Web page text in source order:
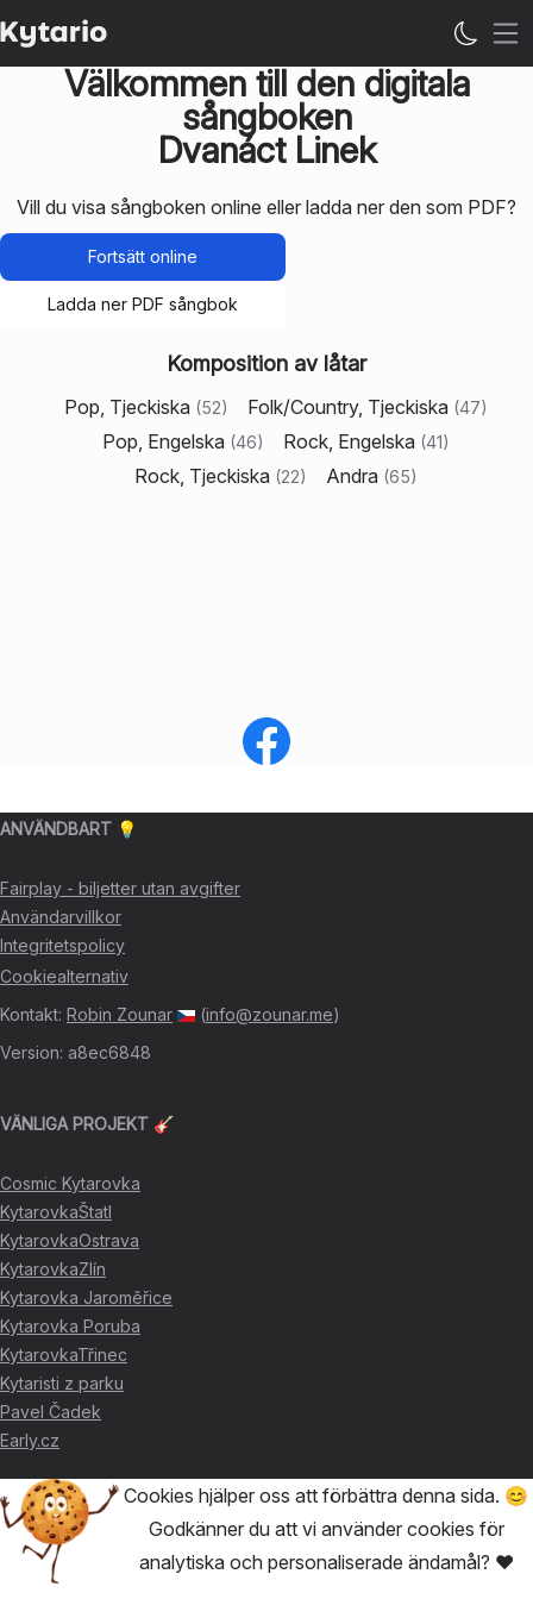
Välkommen till den digitala
sångboken
Dvanáct Linek
Vill du visa sångboken online eller ladda ner den som PDF?
Fortsätt online
Ladda ner PDF sångbok
Komposition av låtar
Pop, Tjeckiska (52) Folk/Country, Tjeckiska (47)
Pop, Engelska (46) Rock, Engelska (41)
Rock, Tjeckiska (22) Andra (65)
ANVÄNDBART 💡
Fairplay - biljetter utan avgifter
Användarvillkor
Integritetspolicy
Cookiealternativ
Kontakt: Robin Zounar (info@zounar.me)
Version: a8ec6848
VÄNLIGA PROJEKT 🎸
Cosmic Kytarovka
KytarovkaŠtatl
KytarovkaOstrava
KytarovkaZlín
Kytarovka Jaroměřice
Kytarovka Poruba
KytarovkaTřinec
Kytaristi z parku
Pavel Čadek
Early.cz
TACK FÖR STÖDET ❤️
David Skácel
Cookies hjälper oss att förbättra denna sida. 😊
Godkänner du att vi använder cookies för
analytiska och personaliserade ändamål? ❤️